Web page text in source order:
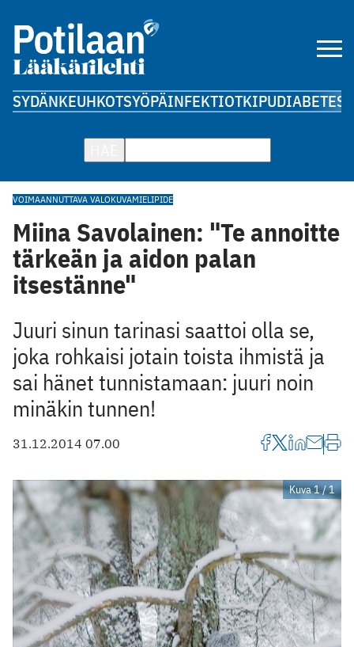
SYDÄNKEUHKOTSYÖPÄINFEKTIOTKIPUDIABETES
VOIMAANNUTTAVA VALOKUVAMIELIPIDE
Miina Savolainen: "Te annoitte
tärkeän ja aidon palan
itsestänne"
Juuri sinun tarinasi saattoi olla se,
joka rohkaisi jotain toista ihmistä ja
sai hänet tunnistamaan: juuri noin
minäkin tunnen!
31.12.2014 07.00
Kuva 1 / 1